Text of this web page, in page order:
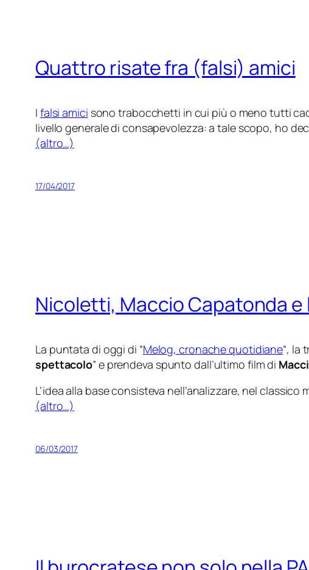
Quattro risate fra (falsi) amici
I falsi amici sono trabocchetti in cui più o meno tutti
livello generale di consapevolezza: a tale scopo, ho
(altro…)
17/04/2017
Nicoletti, Maccio Capatonda
La puntata di oggi di “Melog, cronache quotidiane“, la
spettacolo” e prendeva spunto dall’ultimo film di
L’idea alla base consisteva nell’analizzare, nel
(altro…)
06/03/2017